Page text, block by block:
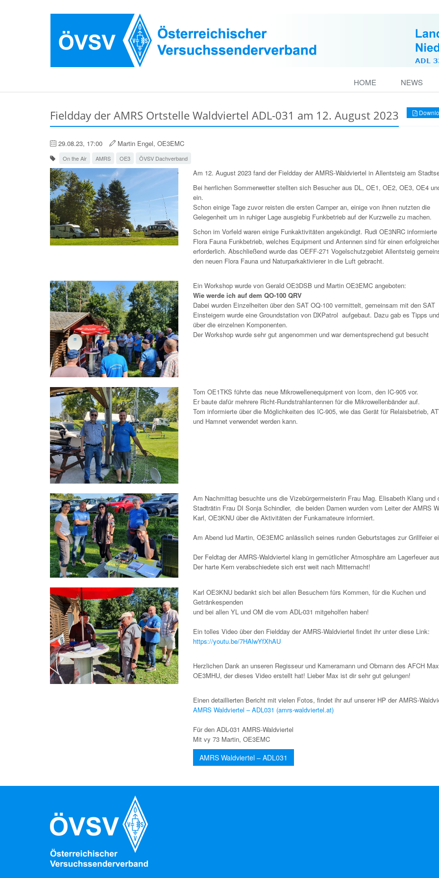
HOME NEWS
Fieldday der AMRS Ortstelle Waldviertel ADL-031 am 12. August 2023
29.08.23, 17:00 Martin Engel, OE3EMC
On the Air AMRS OE3 ÖVSV Dachverband
Am 12. August 2023 fand der Fieldday der AMRS-Waldviertel in Allentsteig am
Bei herrlichen Sommerwetter stellten sich Besucher aus DL, OE1, OE2, OE3, OE4
ein.
Schon einige Tage zuvor reisten die ersten Camper an, einige von ihnen nutzten die
Gelegenheit um in ruhiger Lage ausgiebig Funkbetrieb auf der Kurzwelle zu machen.
Schon im Vorfeld waren einige Funkaktivitäten angekündigt. Rudi OE3NRC informierte
Flora Fauna Funkbetrieb, welches Equipment und Antennen sind für einen
erforderlich. Abschließend wurde das OEFF-271 Vogelschutzgebiet Allentsteig
den neuen Flora Fauna und Naturparkaktivierer in die Luft gebracht.
Ein Workshop wurde von Gerald OE3DSB und Martin OE3EMC angeboten:
Wie werde ich auf dem QO-100 QRV
Dabei wurden Einzelheiten über den SAT OQ-100 vermittelt, gemeinsam mit den SAT
Einsteigern wurde eine Groundstation von DXPatrol aufgebaut. Dazu gab es Tipps
über die einzelnen Komponenten.
Der Workshop wurde sehr gut angenommen und war dementsprechend gut besucht
Tom OE1TKS führte das neue Mikrowellenequipment von Icom, den IC-905 vor.
Er baute dafür mehrere Richt-Rundstrahlantennen für die Mikrowellenbänder auf.
Tom informierte über die Möglichkeiten des IC-905, wie das Gerät für Relaisbetrieb,
und Hamnet verwendet werden kann.
Am Nachmittag besuchte uns die Vizebürgermeisterin Frau Mag. Elisabeth Klang und
Stadträtin Frau DI Sonja Schindler, die beiden Damen wurden vom Leiter der AMRS
Karl, OE3KNU über die Aktivitäten der Funkamateure informiert.
Am Abend lud Martin, OE3EMC anlässlich seines runden Geburtstages zur Grillfeier
Der Feldtag der AMRS-Waldviertel klang in gemütlicher Atmosphäre am Lagerfeuer
Der harte Kern verabschiedete sich erst weit nach Mitternacht!
Karl OE3KNU bedankt sich bei allen Besuchern fürs Kommen, für die Kuchen und
Getränkespenden
und bei allen YL und OM die vom ADL-031 mitgeholfen haben!
Ein tolles Video über den Fieldday der AMRS-Waldviertel findet ihr unter diese Link:
https://youtu.be/7HAlwYfXhAU
Herzlichen Dank an unseren Regisseur und Kameramann und Obmann des AFCH Max
OE3MHU, der dieses Video erstellt hat! Lieber Max ist dir sehr gut gelungen!
Einen detaillierten Bericht mit vielen Fotos, findet ihr auf unserer HP der AMRS-
AMRS Waldviertel – ADL031 (amrs-waldviertel.at)
Für den ADL-031 AMRS-Waldviertel
Mit vy 73 Martin, OE3EMC
AMRS Waldviertel – ADL031